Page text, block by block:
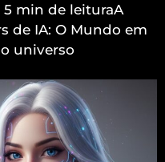
min de leituraA
de IA: O Mundo em
universo